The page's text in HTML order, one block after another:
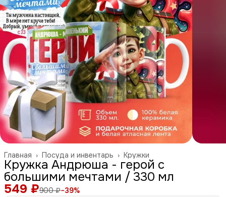
Кружки
Посуда и инвентарь ›
Главная ›
Кружка Андрюша - герой с
большими мечтами / 330 мл
549 ₽900 ₽−39%